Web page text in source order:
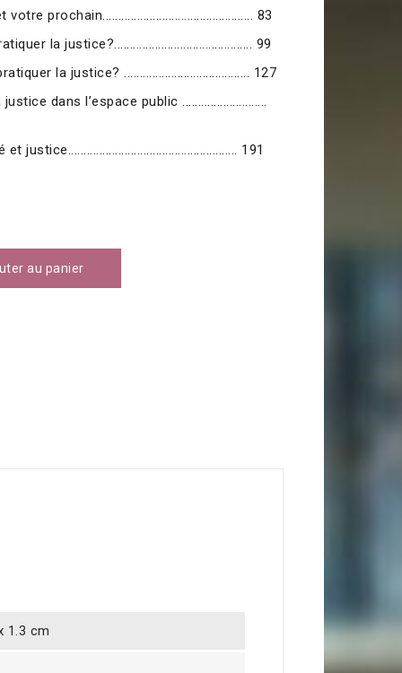
prochain................................................ 83
la justice?............................................ 99
la justice? ........................................ 127
dans l’espace public ...........................
justice...................................................... 191
au panier
1.3 cm